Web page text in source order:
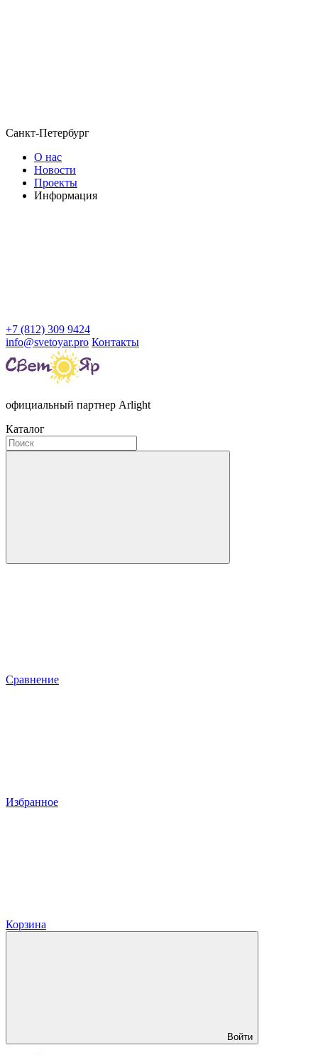
Санкт-Петербург
О нас
Новости
Проекты
Информация
+7 (812) 309 9424
info@svetoyar.pro Контакты
официальный партнер Arlight
Каталог
Сравнение
Избранное
Корзина
Войти